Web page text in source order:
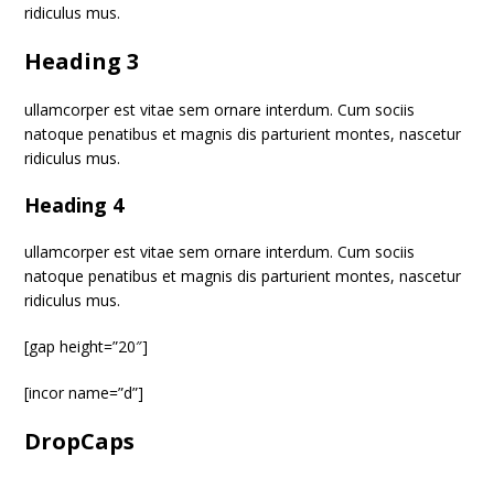
ridiculus mus.
Heading 3
ullamcorper est vitae sem ornare interdum. Cum sociis
natoque penatibus et magnis dis parturient montes, nascetur
ridiculus mus.
Heading 4
ullamcorper est vitae sem ornare interdum. Cum sociis
natoque penatibus et magnis dis parturient montes, nascetur
ridiculus mus.
[gap height=”20″]
[incor name=”d”]
DropCaps